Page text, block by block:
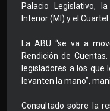
Palacio Legislativo,
Interior (MI) y el Cuartel
La ABU “se va a
Rendición de
legisladores a los que
levanten la mano”,
Consultado sobre la